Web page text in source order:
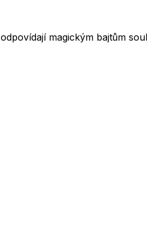
magickým bajtům